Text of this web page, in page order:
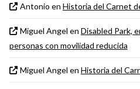
Antonio en Historia del Carnet
Miguel Angel en Disabled Park,
personas con movilidad reducida
Miguel Angel en Historia del